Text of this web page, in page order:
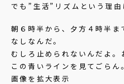
でも”生活”リズムという理由
朝６時半から、夕方４時半ま
なしなんだ。
むしろ止められないんだよ。
この青いラインを見てごらん。
画像を拡大表示